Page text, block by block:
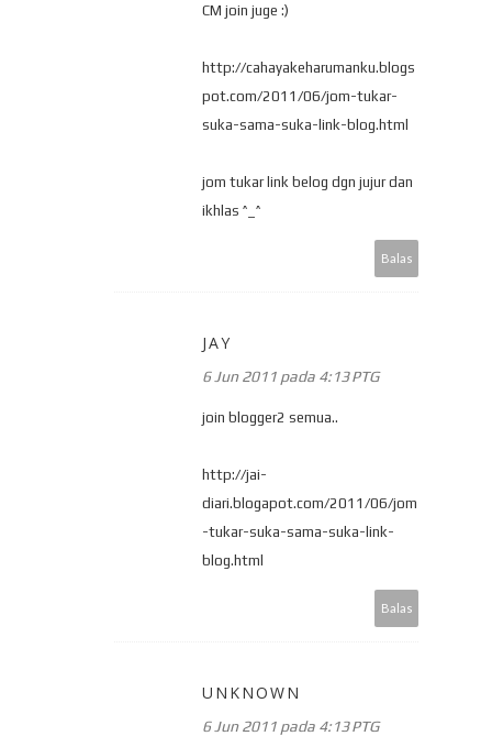
CM join juge :)
http://cahayakeharumanku.blogs
pot.com/2011/06/jom-tukar-
suka-sama-suka-link-blog.html
jom tukar link belog dgn jujur dan
ikhlas ^_^
Balas
JAY
6 Jun 2011 pada 4:13 PTG
join blogger2 semua..
http://jai-
diari.blogapot.com/2011/06/jom
-tukar-suka-sama-suka-link-
blog.html
Balas
UNKNOWN
6 Jun 2011 pada 4:13 PTG